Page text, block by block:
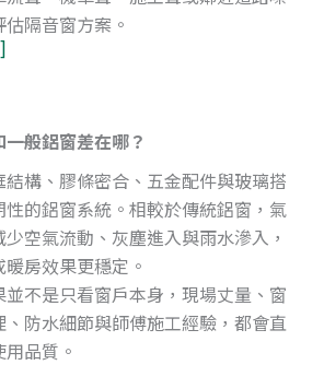
隔音窗方案。
般鋁窗差在哪？
構、膠條密合、五金配件與玻璃搭
的鋁窗系統。相較於傳統鋁窗，氣
空氣流動、灰塵進入與雨水滲入，
房效果更穩定。
不是只看窗戶本身，現場丈量、窗
防水細節與師傅施工經驗，都會直
品質。